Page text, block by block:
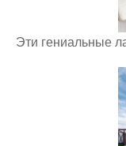
Эти гениальные